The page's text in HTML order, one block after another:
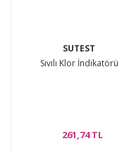
SUTEST
Sıvılı Klor İndikatörü
261,74 TL